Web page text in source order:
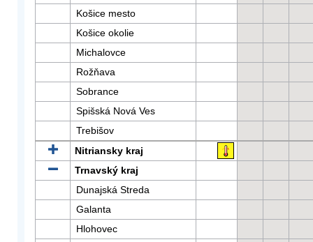
Košice mesto
Košice okolie
Michalovce
Rožňava
Sobrance
Spišská Nová Ves
Trebišov
Nitriansky kraj
Trnavský kraj
Dunajská Streda
Galanta
Hlohovec